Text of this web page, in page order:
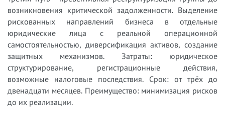
возникновения критической задолженности. Выделение
рискованных направлений бизнеса в отдельные
юридические лица с реальной операционной
самостоятельностью, диверсификация активов, создание
защитных механизмов. Затраты: юридическое
структурирование, регистрационные действия,
возможные налоговые последствия. Срок: от трёх до
двенадцати месяцев. Преимущество: минимизация рисков
до их реализации.